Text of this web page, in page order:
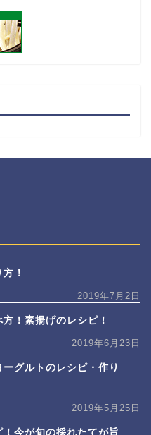
！
2019年7月2日
！素揚げのレシピ！
2019年6月23日
グルトのレシピ・作り
2019年5月25日
今が旬の採れたてが旨